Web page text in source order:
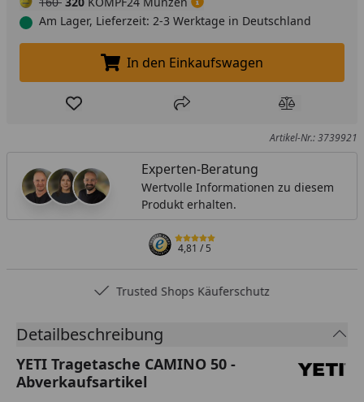
Am Lager, Lieferzeit: 2-3 Werktage in Deutschland
In den Einkaufswagen legen
In den Einkaufswagen
Produkt zur Wunschliste hinzufügen
Teilen Produkt
Artikel-Nr.: 3739921
Experten-Beratung
Wertvolle Informationen zu diesem
Produkt erhalten.
4,81/ 5
Trusted Shops Käuferschutz
Detailbeschreibung
YETI Tragetasche CAMINO 50 -
Abverkaufsartikel